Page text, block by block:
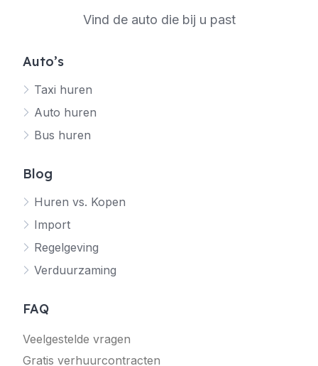
Vind de auto die bij u past
Auto’s
Taxi huren
Auto huren
Bus huren
Blog
Huren vs. Kopen
Import
Regelgeving
Verduurzaming
FAQ
Veelgestelde vragen
Gratis verhuurcontracten